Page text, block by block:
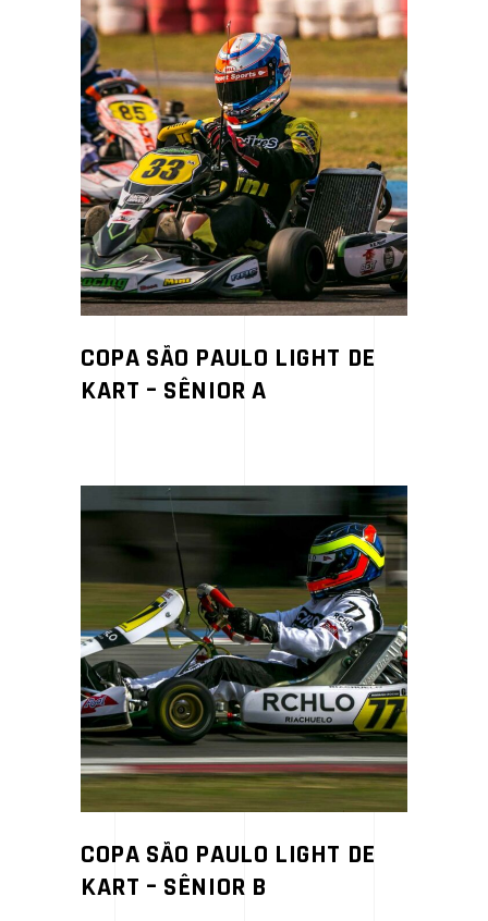
COPA SÃO PAULO LIGHT DE
KART – SÊNIOR A
COPA SÃO PAULO LIGHT DE
KART – SÊNIOR B